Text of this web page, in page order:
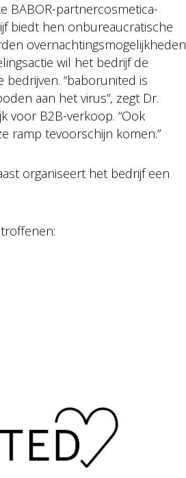
BABOR-partnercosmetica-
biedt hen onbureaucratische
overnachtingsmogelijkheden
wil het bedrijf de
“baborunited is
aan het virus”, zegt Dr.
voor B2B-verkoop. “Ook
ramp tevoorschijn komen.”
organiseert het bedrijf een